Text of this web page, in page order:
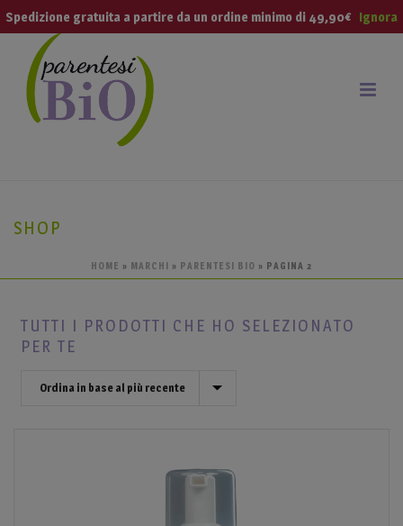
SHOP
HOME » MARCHI » PARENTESI BIO » PAGINA 2
TUTTI I PRODOTTI CHE HO SELEZIONATO
PER TE
Spedizione gratuita a partire da un ordine minimo di 49,90€ Ignora
modal-check